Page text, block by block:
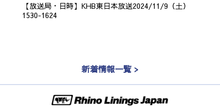
【放送局・日時】KHB東日本放送2024/11/9（土）
1530-1624
新着情報一覧 >